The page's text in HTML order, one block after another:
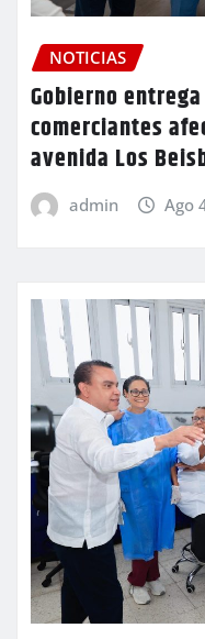
NOTICIAS
Gobierno
comerciantes
avenida Los
admin Ago